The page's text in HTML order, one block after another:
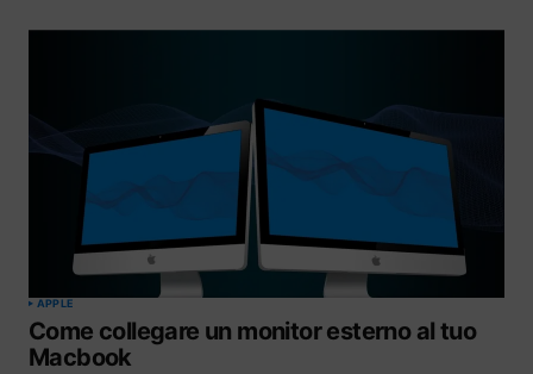
APPLE
Come collegare un monitor esterno al tuo
Macbook